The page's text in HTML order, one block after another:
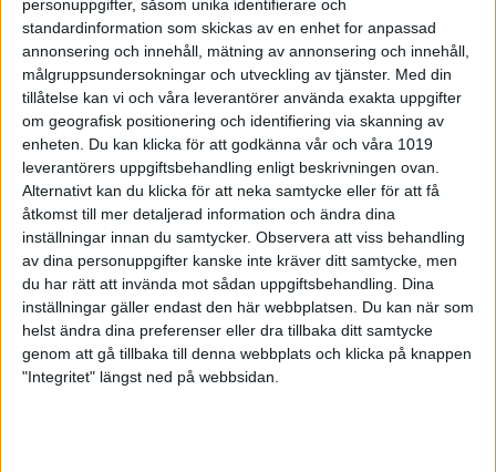
personuppgifter, såsom unika identifierare och
standardinformation som skickas av en enhet for anpassad
annonsering och innehåll, mätning av annonsering och innehåll,
målgruppsundersokningar och utveckling av tjänster. Med din
tillåtelse kan vi och våra leverantörer använda exakta uppgifter
om geografisk positionering och identifiering via skanning av
enheten. Du kan klicka för att godkänna vår och våra 1019
leverantörers uppgiftsbehandling enligt beskrivningen ovan.
Alternativt kan du klicka för att neka samtycke eller för att få
åtkomst till mer detaljerad information och ändra dina
inställningar innan du samtycker. Observera att viss behandling
av dina personuppgifter kanske inte kräver ditt samtycke, men
du har rätt att invända mot sådan uppgiftsbehandling. Dina
inställningar gäller endast den här webbplatsen. Du kan när som
helst ändra dina preferenser eller dra tillbaka ditt samtycke
genom att gå tillbaka till denna webbplats och klicka på knappen
"Integritet" längst ned på webbsidan.
framgång och gemenskap.
Pistolskytte sker också som lag med 2 eller 3 deltagare
beroende på tävlingsklass samt som mixlag med en man o en
kvinna i laget. Vid lagtävlingar räknas poängen samman för
ett slutresultat.
Tävlingar sker på olika nivåer, mindre tävlingar som
hemmaklubben arrangerar, tävlingar hos grannföreningen, via
SM, VM och vissa grenar även OS. Men att tävla är inget
krav, man skjuter efter eget intresse och sin egna anledning.